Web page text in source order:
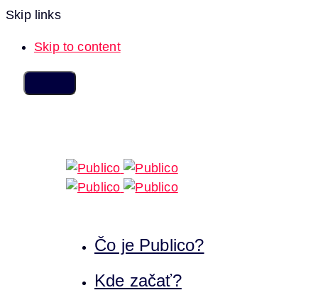
Skip links
Skip to content
Čo je Publico?
Kde začať?